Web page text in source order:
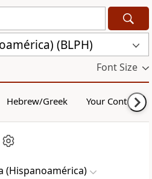
(BLPH)
Font Size
Hebrew/Greek Your Content
(Hispanoamérica)